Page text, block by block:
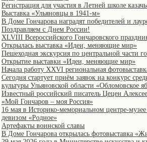
Регистрация для участия в Летней школе
Выставка «Ульяновцы в 1941-м»
В Доме Гончарова наградят победителей и
Поздравляем с Днем России!
XLVIII Всероссийского Гончаровского
Открылась выставка «Идеи, меняющие мир»
Пешеходная экскурсия по центральной части
Открытие выставки «Идеи, меняющие мир»
Начала работу XXVI региональная
Сегодня стартует приём заявок на конкурс
культуры Ульяновской области «Обломовское
Известный российский писатель Цецен
«Мой Гончаров – моя Россия»
16 мая в Историко-мемориальном центре-
девизом «Родное»
Артефакты воинской славы
В Доме Гончарова открылась фотовыставка